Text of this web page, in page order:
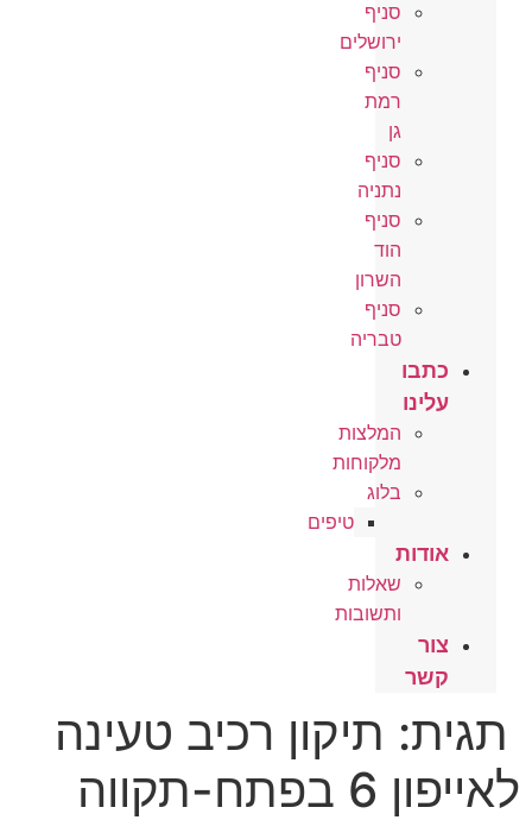
סניף
ירושלים
סניף
רמת
גן
סניף
נתניה
סניף
הוד
השרון
סניף
טבריה
כתבו
עלינו
המלצות
מלקוחות
בלוג
טיפים
אודות
שאלות
ותשובות
צור
קשר
תגית: תיקון רכיב טעינה
לאייפון 6 בפתח-תקווה